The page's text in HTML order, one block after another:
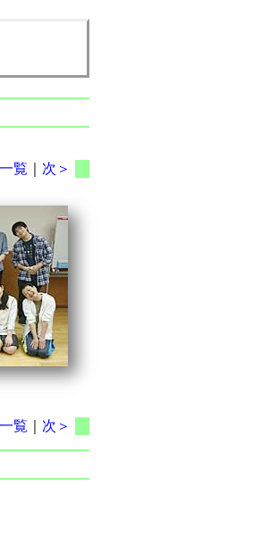
一覧 次＞
一覧 次＞